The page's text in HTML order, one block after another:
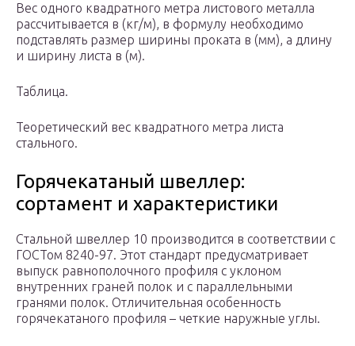
Вес одного квадратного метра листового металла
рассчитывается в (кг/м), в формулу необходимо
подставлять размер ширины проката в (мм), а длину
и ширину листа в (м).
Таблица.
Теоретический вес квадратного метра листа
стального.
Горячекатаный швеллер:
сортамент и характеристики
Стальной швеллер 10 производится в соответствии с
ГОСТом 8240-97. Этот стандарт предусматривает
выпуск равнополочного профиля с уклоном
внутренних граней полок и с параллельными
гранями полок. Отличительная особенность
горячекатаного профиля – четкие наружные углы.